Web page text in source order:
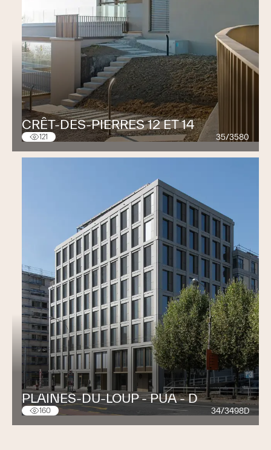
CRÊT-DES-PIERRES 12 ET 14
121 35/3580
PLAINES-DU-LOUP - PUA - D
160 34/3498D